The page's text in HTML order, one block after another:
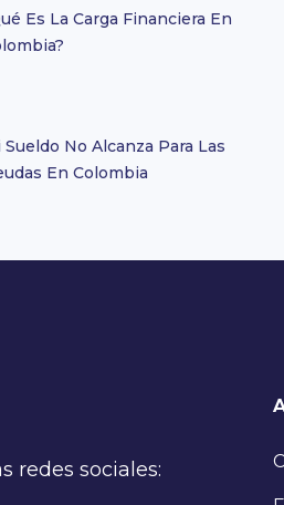
Es La Carga Financiera En
Sueldo No Alcanza Para Las
En Colombia
redes sociales: